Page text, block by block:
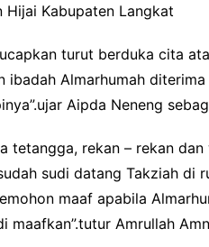
Hijai Kabupaten Langkat
turut berduka cita
ibadah Almarhumah
Aipda Neneng
tetangga, rekan – rekan
sudi datang Takziah di
maaf apabila
Amrullah